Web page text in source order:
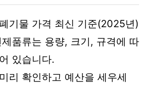
기물 가격 최신 기준(2025년)
품류는 용량, 크기, 규격에 따
있습니다.
리 확인하고 예산을 세우세